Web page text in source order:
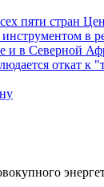
пяти стран
в
и в Северной
откат